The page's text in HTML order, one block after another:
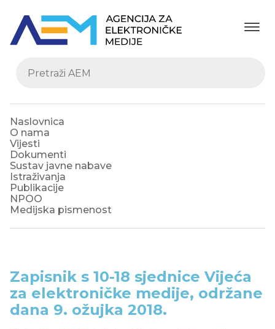
Naslovnica
O nama
Vijesti
Dokumenti
Sustav javne nabave
Istraživanja
Publikacije
NPOO
Medijska pismenost
Zapisnik s 10-18 sjednice Vijeća
za elektroničke medije, održane
dana 9. ožujka 2018.